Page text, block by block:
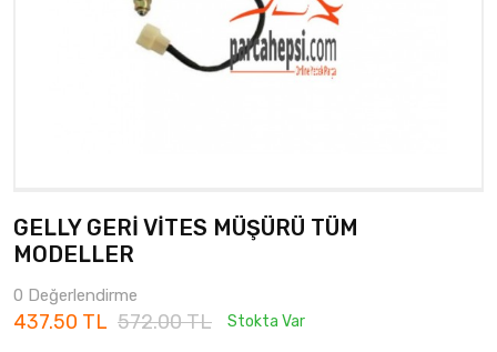
GELLY GERİ VİTES MÜŞÜRÜ TÜM
MODELLER
0 Değerlendirme
437.50 TL 572.00 TL Stokta Var